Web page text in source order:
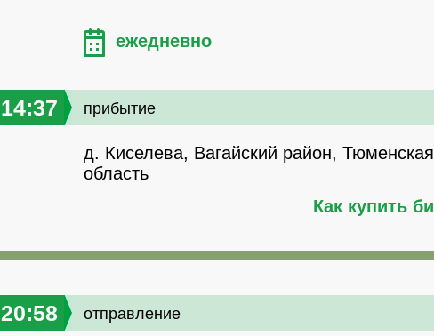
ежедневно
14:37 прибытие
д. Киселева, Вагайский район, Тюменская
область
Как купить
20:58 отправление